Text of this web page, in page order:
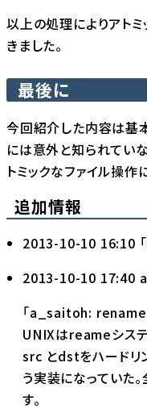
以上の処理によりアト
きました。
最後に
今回紹介した内容は基
には意外と知られてい
トミックなファイル操作
追加情報
2013-10-10 16:10
2013-10-10 17:40
「a_saitoh: rename
UNIXはreameシステ
src とdstをハードリ
う実装になっていた。
す。